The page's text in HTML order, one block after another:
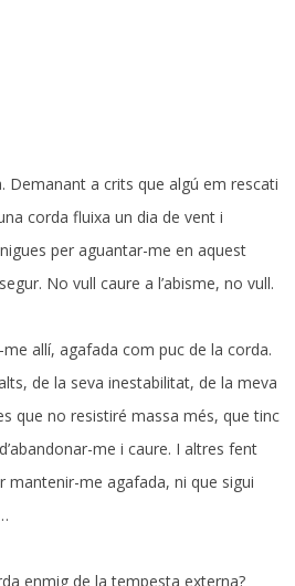
Demanant a crits que algú em rescati
corda fluixa un dia de vent i
per aguantar-me en aquest
No vull caure a l’abisme, no vull.
allí, agafada com puc de la corda.
de la seva inestabilitat, de la meva
que no resistiré massa més, que tinc
me i caure. I altres fent
mantenir-me agafada, ni que sigui
enmig de la tempesta externa?